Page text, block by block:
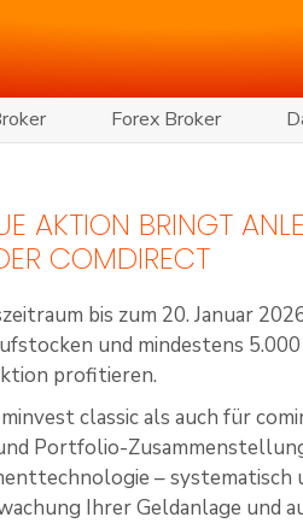
Forex Broker
AKTION BRINGT
COMDIRECT
bis zum 20. Januar
und mindestens
profitieren.
classic als auch für
Portfolio-
– systematisch
Ihrer Geldanlage und